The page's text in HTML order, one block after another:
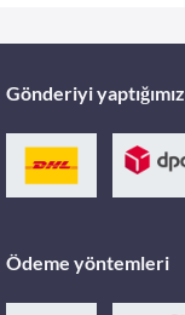
Gönderiyi yaptığımız
Ödeme yöntemleri